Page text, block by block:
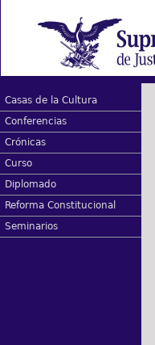
Casas de la Cultura
Conferencias
Crónicas
Curso
Diplomado
Reforma Constitucional
Seminarios